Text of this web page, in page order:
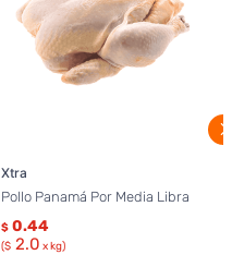
Xtra
Pollo Panamá Por Media Libra
$ 0.44
($ 2.0 x kg)